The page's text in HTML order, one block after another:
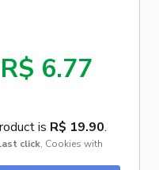
R$ 6.77
is R$ 19.90.
click, Cookies with